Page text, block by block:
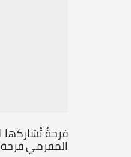
فرحةٌ تُشاركها
المقرمي